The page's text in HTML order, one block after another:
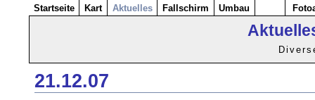
Startseite Kart Aktuelles Fallschirm Umbau
21.12.07